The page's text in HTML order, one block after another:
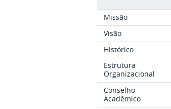
Missão
Visão
Histórico
Estrutura
Organizacional
Conselho
Acadêmico